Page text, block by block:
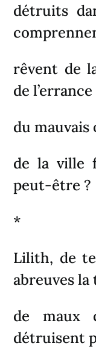
détruits
rêvent de
de
du
de la ville
peut-être ?
*
Lilith, de
abreuves la
de maux
détruisent